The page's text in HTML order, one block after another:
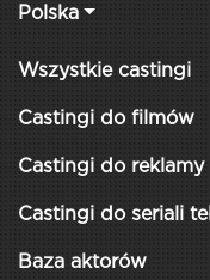
Polska
Wszystkie castingi
Castingi do filmów
Castingi do reklamy
Castingi do seriali
Baza aktorów